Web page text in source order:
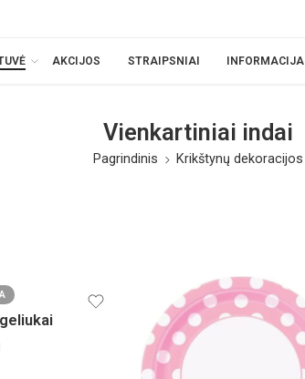
AKCIJOS STRAIPSNIAI INFORMACIJA
Vienkartiniai indai
Pagrindinis Krikštynų dekoracijos